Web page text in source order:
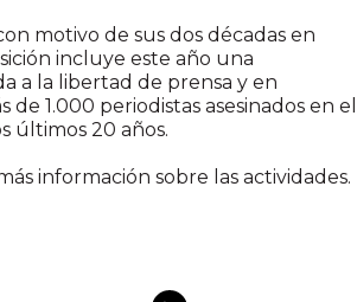
motivo de sus dos décadas en
incluye este año una
a la libertad de prensa y en
de 1.000 periodistas asesinados en el
últimos 20 años.
información sobre las actividades.